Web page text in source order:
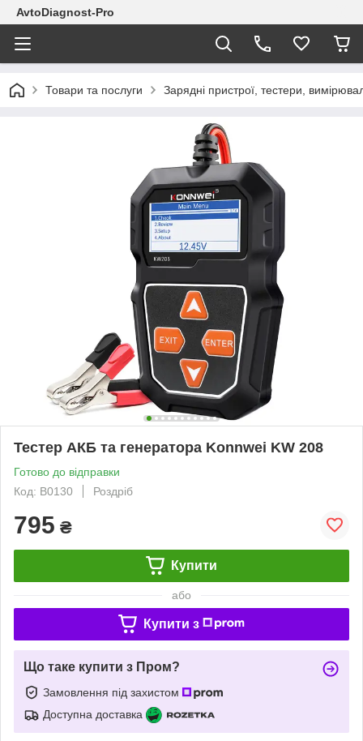
AvtoDiagnost-Pro
Товари та послуги Зарядні пристрої, тестери,
Тестер АКБ та генератора Konnwei KW 208
Готово до відправки
Код: B0130
Роздріб
795 ₴
Купити
або
Купити з
Що таке купити з Пром?
Замовлення під захистом
Доступна доставка